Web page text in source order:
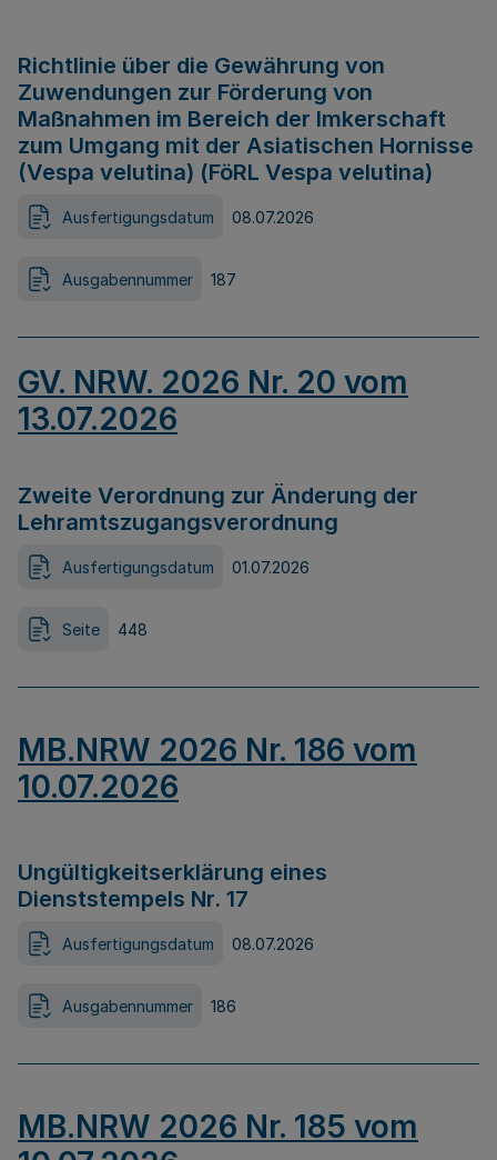
Richtlinie über die Gewährung von
Zuwendungen zur Förderung von
Maßnahmen im Bereich der Imkerschaft
zum Umgang mit der Asiatischen Hornisse
(Vespa velutina) (FöRL Vespa velutina)
Ausfertigungsdatum 08.07.2026
Ausgabennummer 187
GV. NRW. 2026 Nr. 20 vom
13.07.2026
Zweite Verordnung zur Änderung der
Lehramtszugangsverordnung
Ausfertigungsdatum 01.07.2026
Seite 448
MB.NRW 2026 Nr. 186 vom
10.07.2026
Ungültigkeitserklärung eines
Dienststempels Nr. 17
Ausfertigungsdatum 08.07.2026
Ausgabennummer 186
MB.NRW 2026 Nr. 185 vom